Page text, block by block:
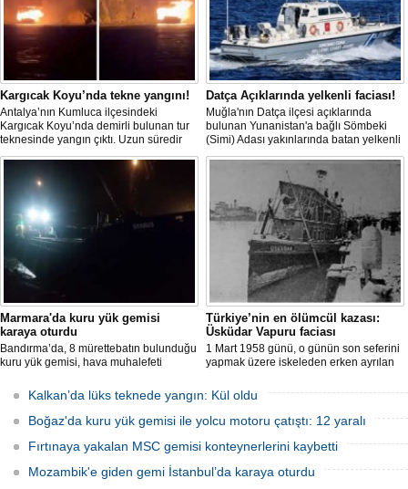
Kargıcak Koyu’nda tekne yangını!
Antalya’nın Kumluca ilçesindeki
Kargıcak Koyu’nda demirli bulunan tur
teknesinde yangın çıktı. Uzun süredir
kullanılmadığı belirtilen ve içerisinde
kimsenin bulunmadığı tekne, itfaiyenin
karadan müdahale edememesi
nedeniyle tamamen yanarak
kullanılamaz hale geldi.
Datça Açıklarında yelkenli faciası!
Muğla'nın Datça ilçesi açıklarında
bulunan Yunanistan'a bağlı Sömbeki
(Simi) Adası yakınlarında batan yelkenli
teknedeki 9 kişiden 8'i sağ olarak
kurtarılırken, kaybolan 1 kişi için deniz
ve havadan geniş çaplı arama kurtarma
çalışması başlatıldı.
Marmara'da kuru yük gemisi
karaya oturdu
Bandırma’da, 8 mürettebatın bulunduğu
kuru yük gemisi, hava muhalefeti
kurtarma çalışmaları sürüyor.
Türkiye’nin en ölümcül kazası:
Üsküdar Vapuru faciası
1 Mart 1958 günü, o günün son seferini
yapmak üzere iskeleden erken ayrılan
dönemedi.
Kalkan’da lüks teknede yangın: Kül oldu
Boğaz'da kuru yük gemisi ile yolcu motoru çatıştı: 12 yaralı
Fırtınaya yakalan MSC gemisi konteynerlerini kaybetti
Mozambik'e giden gemi İstanbul’da karaya oturdu